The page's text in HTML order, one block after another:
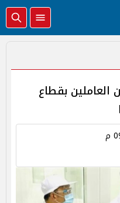
الأطباء: وفاة 342 من العاملين بقطاع